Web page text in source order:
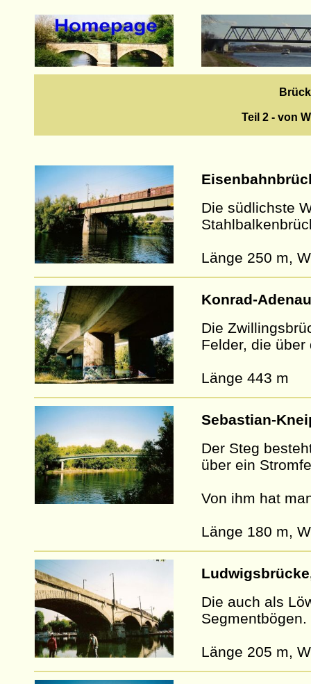
Teil 2 - von
Die südlichste
Länge 250 m,
Konrad-
Die
Felder, die
Länge 443 m
Sebastian-
Der Steg
über ein
Von ihm hat
Länge 180 m,
Die auch als
Segmentbögen.
Länge 205 m,